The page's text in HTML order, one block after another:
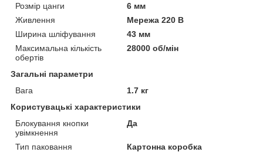
Розмір цанги
6 мм
Живлення
Мережа 220 В
Ширина шліфування
43 мм
Максимальна кількість
обертів
28000 об/мін
Загальні параметри
Вага
1.7 кг
Користувацькі характеристики
Блокування кнопки
увімкнення
Да
Тип паковання
Картонна коробка